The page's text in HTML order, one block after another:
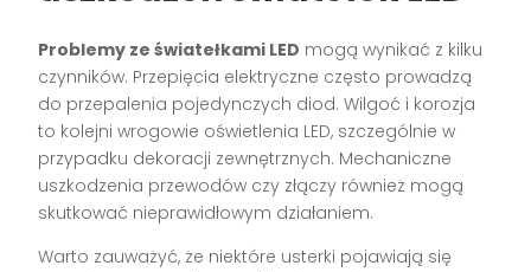
Problemy ze światełkami LED mogą wynikać z kilku
czynników. Przepięcia elektryczne często prowadzą
do przepalenia pojedynczych diod. Wilgoć i korozja
to kolejni wrogowie oświetlenia LED, szczególnie w
przypadku dekoracji zewnętrznych. Mechaniczne
uszkodzenia przewodów czy złączy również mogą
skutkować nieprawidłowym działaniem.
Warto zauważyć, że niektóre usterki pojawiają się